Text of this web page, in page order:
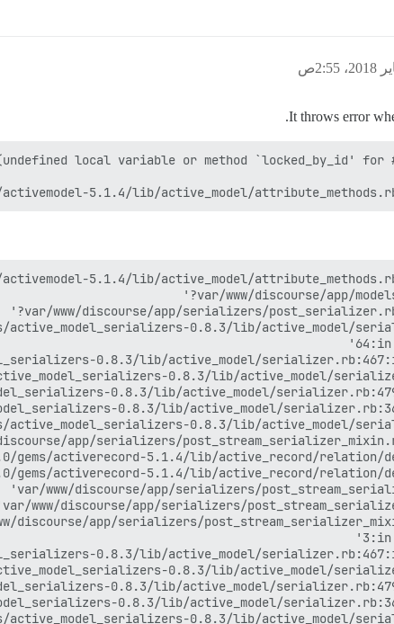
It throws error